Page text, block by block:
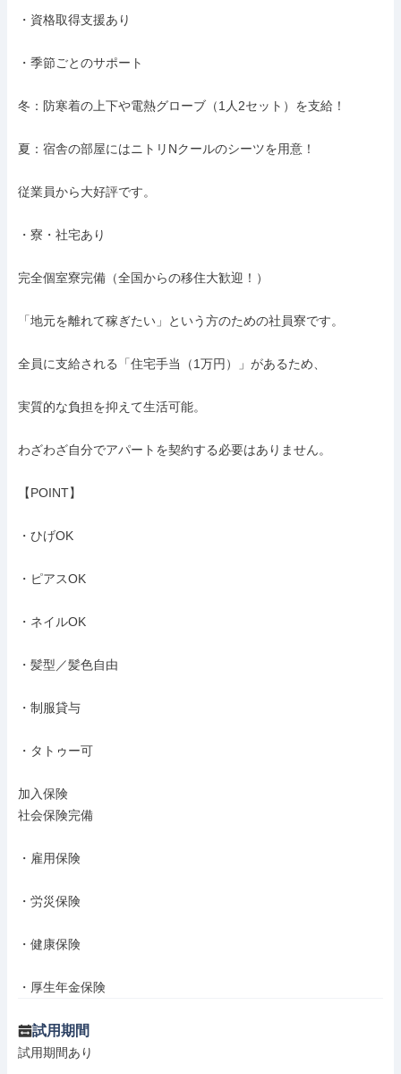
・資格取得支援あり
・季節ごとのサポート
冬：防寒着の上下や電熱グローブ（1人2セット）を支給！
夏：宿舎の部屋にはニトリNクールのシーツを用意！
従業員から大好評です。
・寮・社宅あり
完全個室寮完備（全国からの移住大歓迎！）
「地元を離れて稼ぎたい」という方のための社員寮です。
全員に支給される「住宅手当（1万円）」があるため、
実質的な負担を抑えて生活可能。
わざわざ自分でアパートを契約する必要はありません。
【POINT】
・ひげOK
・ピアスOK
・ネイルOK
・髪型／髪色自由
・制服貸与
・タトゥー可
加入保険
社会保険完備
・雇用保険
・労災保険
・健康保険
・厚生年金保険
試用期間
試用期間あり